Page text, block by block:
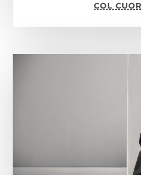
COL